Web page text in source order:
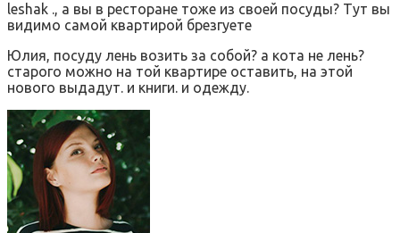
leshak ., а вы в ресторане тоже из своей посуды? Тут вы
видимо самой квартирой брезгуете
Юлия, посуду лень возить за собой? а кота не лень?
старого можно на той квартире оставить, на этой
нового выдадут. и книги. и одежду.